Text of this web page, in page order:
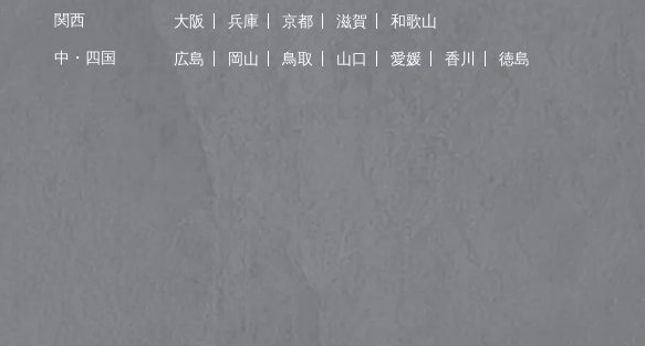
関西 大阪 兵庫 京都 滋賀 和歌山
中・四国 広島 岡山 鳥取 山口 愛媛 香川 徳島